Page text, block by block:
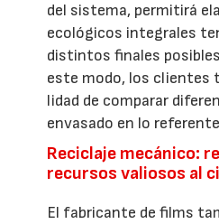
del sistema, permitirá
ecológicos integrales
distintos finales
este modo, los clientes
lidad de comparar
envasado en lo
Reciclaje mecánico:
recursos valiosos al
El fabricante de films